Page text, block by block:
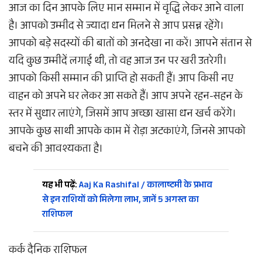
आज का दिन आपके लिए मान सम्मान में वृद्धि लेकर आने वाला
है। आपको उम्मीद से ज्यादा धन मिलने से आप प्रसन्न रहेंगे।
आपको बड़े सदस्यों की बातों को अनदेखा ना करें। आपने संतान से
यदि कुछ उम्मीदें लगाई थी, तो वह आज उन पर खरी उतरेगी।
आपको किसी सम्मान की प्राप्ति हो सकती हैं। आप किसी नए
वाहन को अपने घर लेकर आ सकते हैं। आप अपने रहन-सहन के
स्तर में सुधार लाएंगे, जिसमें आप अच्छा खासा धन खर्च करेंगे।
आपके कुछ साथी आपके काम में रोड़ा अटकाएंगे, जिनसे आपको
बचने की आवश्यकता है।
यह भी पढ़ें:Aaj Ka Rashifal / कालाष्टमी के प्रभाव
से इन राशियों को मिलेगा लाभ, जानें 5 अगस्त का
राशिफल
कर्क दैनिक राशिफल